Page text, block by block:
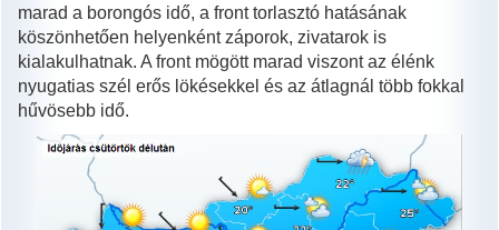
marad a borongós idő, a front torlasztó hatásának
köszönhetően helyenként záporok, zivatarok is
kialakulhatnak. A front mögött marad viszont az élénk
nyugatias szél erős lökésekkel és az átlagnál több fokkal
hűvösebb idő.